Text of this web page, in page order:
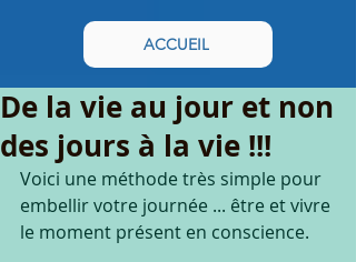
ACCUEIL
De la vie au jour et non
des jours à la vie !!!
Voici une méthode très simple pour
embellir votre journée ... être et vivre
le moment présent en conscience.